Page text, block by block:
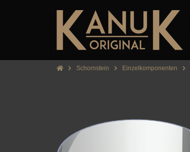
Schornstein Einzelkomponenten